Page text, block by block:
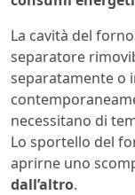
La cavità del
separatore
separatamente o
necessitano di
Lo sportello del
aprirne uno
dall’altro.